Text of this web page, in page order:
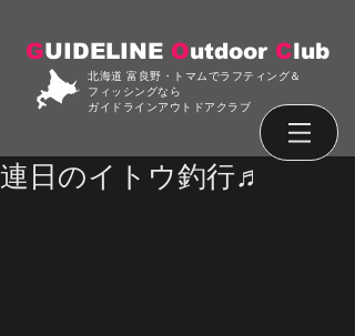
GUIDELINE Outdoor Club
北海道 富良野・トマムでラフティング＆
フィッシングなら
ガイドラインアウトドアクラブ
連日のイトウ釣行♬